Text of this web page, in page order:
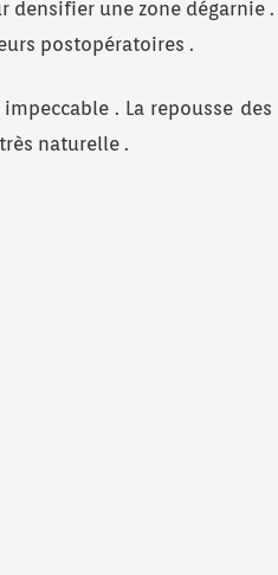
densifier une zone dégarnie .
postopératoires .
. La repousse
naturelle .